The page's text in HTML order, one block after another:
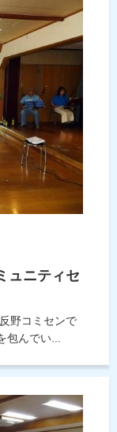
ュニティセ
ミセンで
んでい...